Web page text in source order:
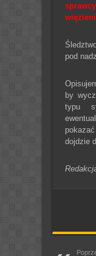
pod
by
typu
dojdzie